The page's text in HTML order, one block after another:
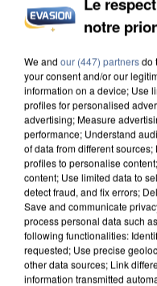
APRÈS TOUTES
DE FAUNE SAUVAGE
notre
We and our (447) partnersdo
your consent and/or our
information on a device; Use
profiles for personalised
advertising; Measure
performance; Understand
of data from different
profiles to personalise
content; Use limited data to
detect fraud, and fix errors;
Save and communicate
process personal data such
following functionalities:
requested; Use precise
other data sources; Link
information transmitted